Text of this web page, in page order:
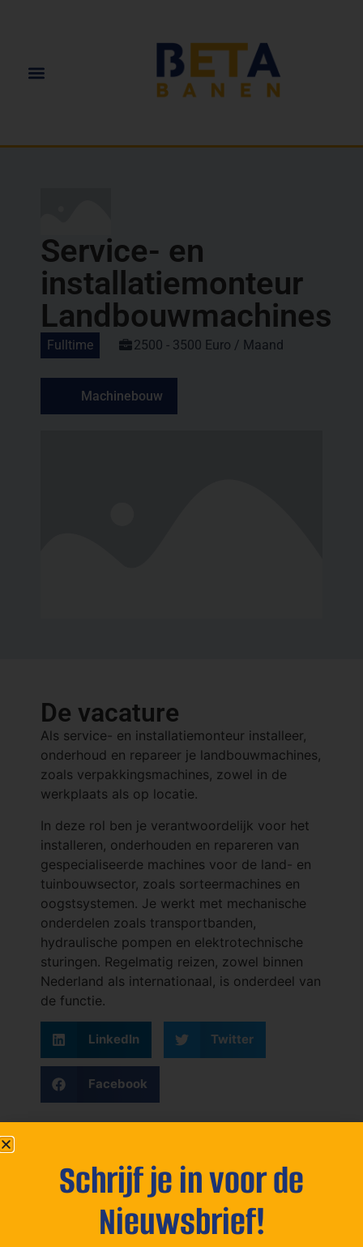
Service- en
installatiemonteur
Landbouwmachines
Fulltime 2500 - 3500 Euro / Maand
Machinebouw
De vacature
Als service- en installatiemonteur installeer,
onderhoud en repareer je landbouwmachines,
zoals verpakkingsmachines, zowel in de
werkplaats als op locatie.
In deze rol ben je verantwoordelijk voor het
installeren, onderhouden en repareren van
gespecialiseerde machines voor de land- en
tuinbouwsector, zoals sorteermachines en
oogstsystemen. Je werkt met mechanische
onderdelen zoals transportbanden,
hydraulische pompen en elektrotechnische
sturingen. Regelmatig reizen, zowel binnen
Nederland als internationaal, is onderdeel van
de functie.
LinkedIn Twitter
Facebook
Schrijf je in voor de
Nieuwsbrief!